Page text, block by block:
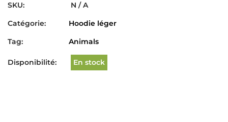
SKU:
N / A
Catégorie:
Hoodie léger
Tag:
Animals
Disponibilité: En stock